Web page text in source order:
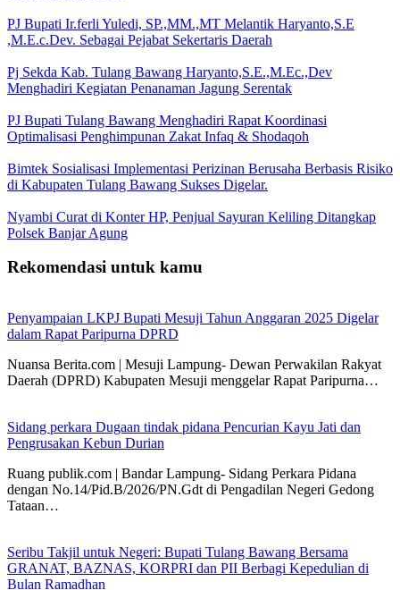
PJ Bupati Ir.ferli Yuledi, SP.,MM.,MT Melantik Haryanto,S.E
,M.E.c.Dev. Sebagai Pejabat Sekertaris Daerah
Pj Sekda Kab. Tulang Bawang Haryanto,S.E.,M.Ec.,Dev
Menghadiri Kegiatan Penanaman Jagung Serentak
PJ Bupati Tulang Bawang Menghadiri Rapat Koordinasi
Optimalisasi Penghimpunan Zakat Infaq & Shodaqoh
Bimtek Sosialisasi Implementasi Perizinan Berusaha Berbasis Risiko
di Kabupaten Tulang Bawang Sukses Digelar.
Nyambi Curat di Konter HP, Penjual Sayuran Keliling Ditangkap
Polsek Banjar Agung
Rekomendasi untuk kamu
Penyampaian LKPJ Bupati Mesuji Tahun Anggaran 2025 Digelar
dalam Rapat Paripurna DPRD
Nuansa Berita.com | Mesuji Lampung- Dewan Perwakilan Rakyat
Daerah (DPRD) Kabupaten Mesuji menggelar Rapat Paripurna…
Sidang perkara Dugaan tindak pidana Pencurian Kayu Jati dan
Pengrusakan Kebun Durian
Ruang publik.com | Bandar Lampung- Sidang Perkara Pidana
dengan No.14/Pid.B/2026/PN.Gdt di Pengadilan Negeri Gedong
Tataan…
Seribu Takjil untuk Negeri: Bupati Tulang Bawang Bersama
GRANAT, BAZNAS, KORPRI dan PII Berbagi Kepedulian di
Bulan Ramadhan